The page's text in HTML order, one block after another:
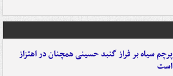
پرچم سیاه بر فراز گنبد حسینی همچنان در اهتزاز
است